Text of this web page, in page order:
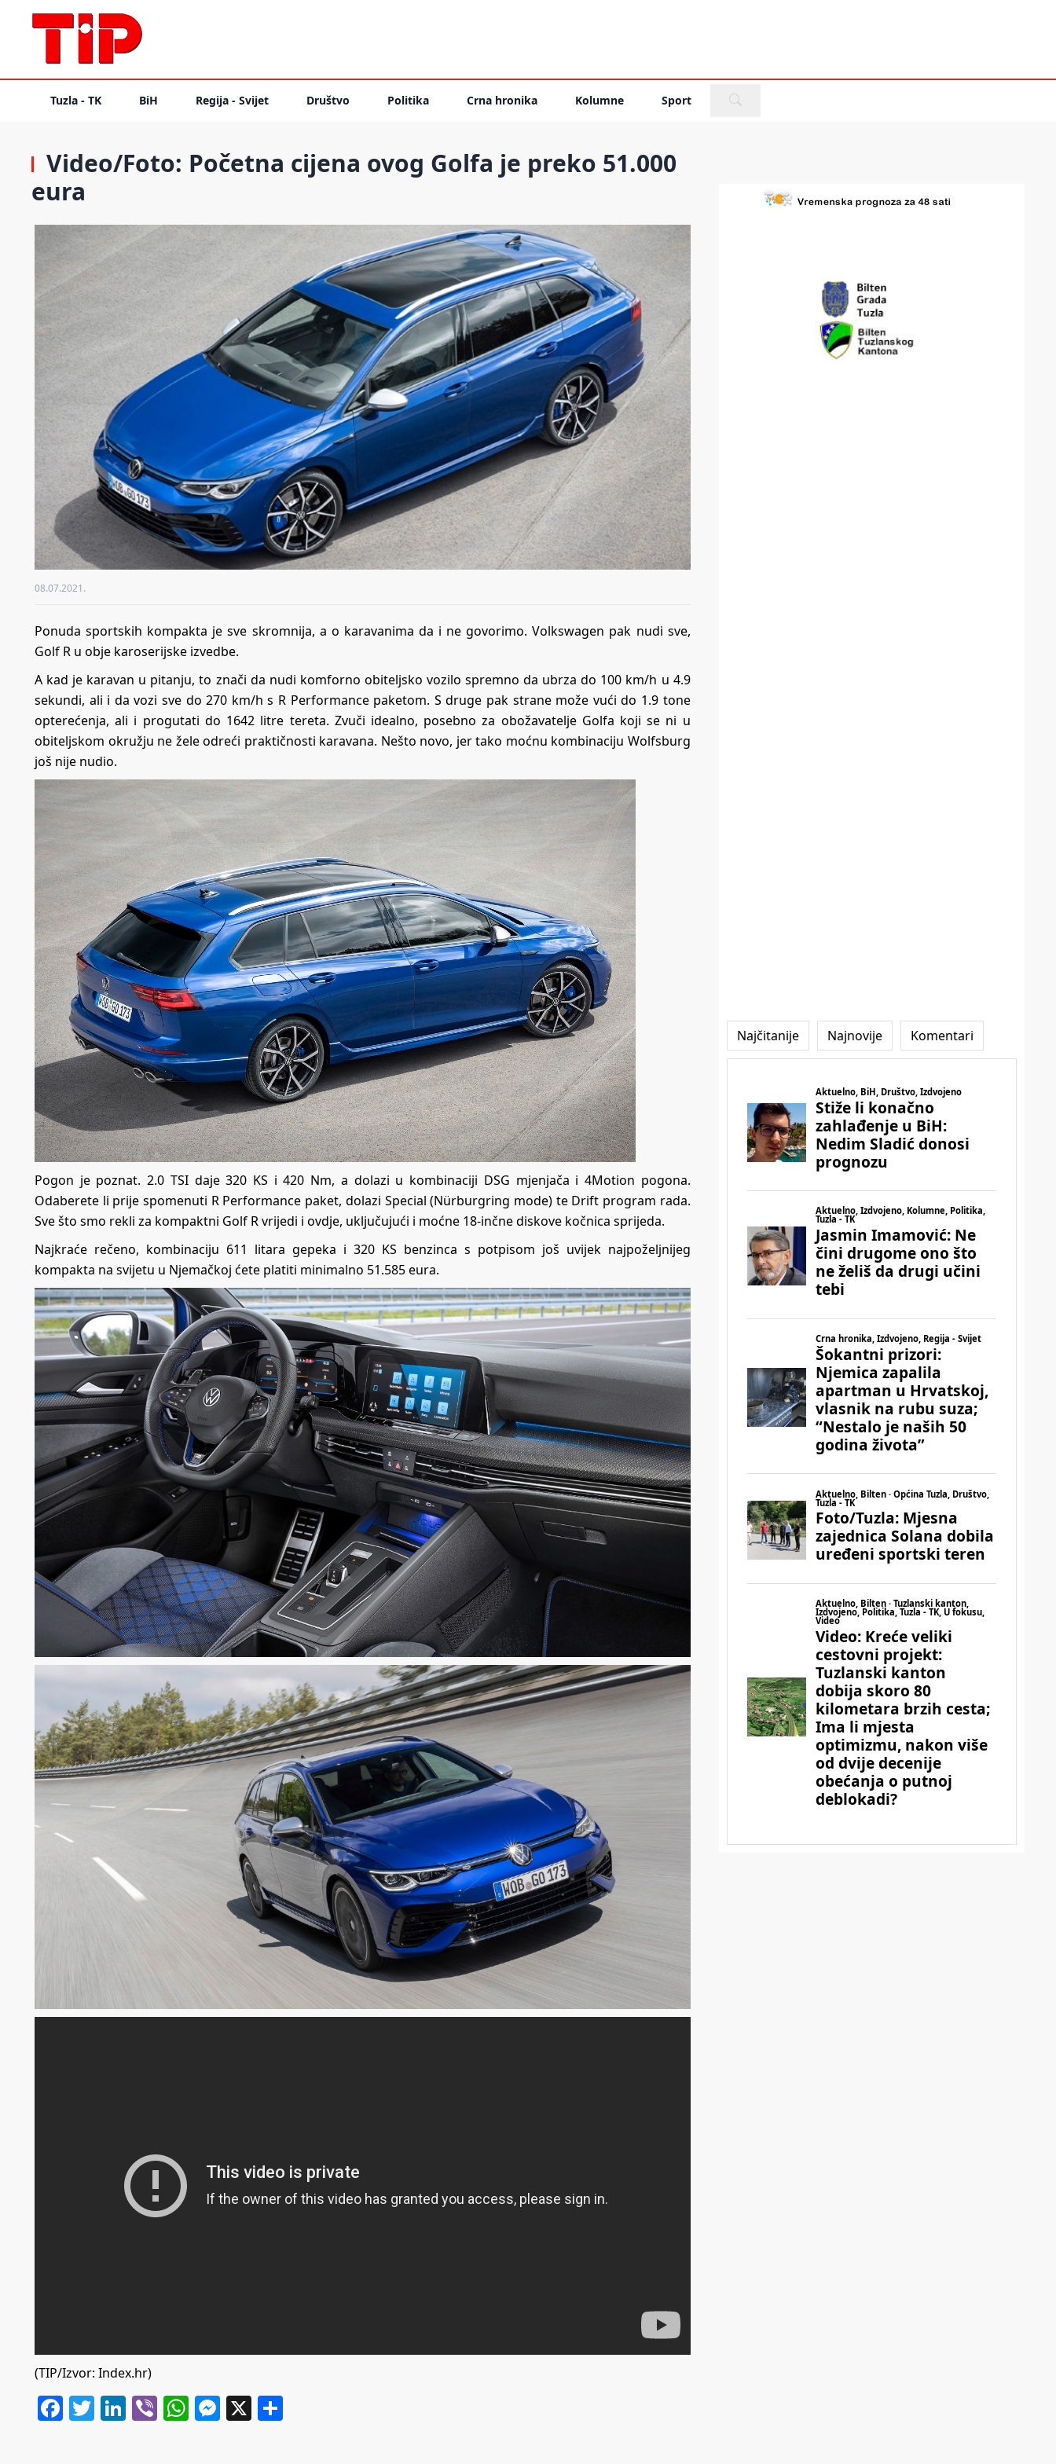
Tuzla - TK BiH Regija - Svijet Društvo Politika Crna hronika Kolumne Sport
Video/Foto: Početna cijena ovog Golfa je preko 51.000
eura
08.07.2021.
Ponuda sportskih kompakta je sve skromnija, a o karavanima da i ne govorimo. Volkswagen pak nudi sve,
Golf R u obje karoserijske izvedbe.
A kad je karavan u pitanju, to znači da nudi komforno obiteljsko vozilo spremno da ubrza do 100 km/h u 4.9
sekundi, ali i da vozi sve do 270 km/h s R Performance paketom. S druge pak strane može vući do 1.9 tone
opterećenja, ali i progutati do 1642 litre tereta. Zvuči idealno, posebno za obožavatelje Golfa koji se ni u
obiteljskom okružju ne žele odreći praktičnosti karavana. Nešto novo, jer tako moćnu kombinaciju Wolfsburg
još nije nudio.
Pogon je poznat. 2.0 TSI daje 320 KS i 420 Nm, a dolazi u kombinaciji DSG mjenjača i 4Motion pogona.
Odaberete li prije spomenuti R Performance paket, dolazi Special (Nürburgring mode) te Drift program rada.
Sve što smo rekli za kompaktni Golf R vrijedi i ovdje, uključujući i moćne 18-inčne diskove kočnica sprijeda.
Najkraće rečeno, kombinaciju 611 litara gepeka i 320 KS benzinca s potpisom još uvijek najpoželjnijeg
kompakta na svijetu u Njemačkoj ćete platiti minimalno 51.585 eura.
(TIP/Izvor: Index.hr)
Facebook
Twitter
LinkedIn
ViberWhatsApp
Messenger
X
Najčitanije Najnovije Komentari